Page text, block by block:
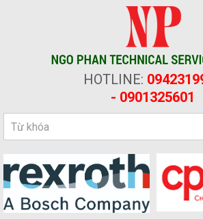
HOTLINE:
- 0901325601